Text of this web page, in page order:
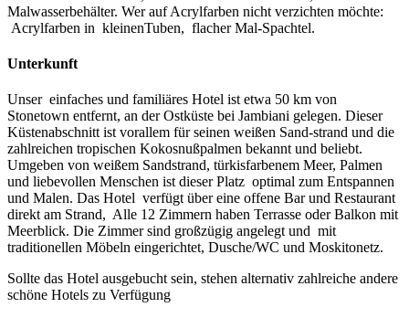
Malwasserbehälter. Wer auf Acrylfarben nicht verzichten möchte:
Acrylfarben in kleinenTuben, flacher Mal-Spachtel.
Unterkunft
Unser einfaches und familiäres Hotel ist etwa 50 km von
Stonetown entfernt, an der Ostküste bei Jambiani gelegen. Dieser
Küstenabschnitt ist vorallem für seinen weißen Sand-strand und die
zahlreichen tropischen Kokosnußpalmen bekannt und beliebt.
Umgeben von weißem Sandstrand, türkisfarbenem Meer, Palmen
und liebevollen Menschen ist dieser Platz optimal zum Entspannen
und Malen. Das Hotel verfügt über eine offene Bar und Restaurant
direkt am Strand, Alle 12 Zimmern haben Terrasse oder Balkon mit
Meerblick. Die Zimmer sind großzügig angelegt und mit
traditionellen Möbeln eingerichtet, Dusche/WC und Moskitonetz.
Sollte das Hotel ausgebucht sein, stehen alternativ zahlreiche andere
schöne Hotels zu Verfügung